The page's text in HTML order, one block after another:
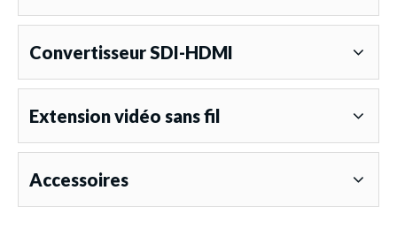
Convertisseur SDI-HDMI
Extension vidéo sans fil
Accessoires